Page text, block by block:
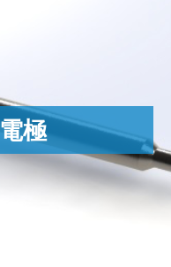
極
研究開発努力の恩恵
によるシンプルな従来
のアノード
•
。この特別なアノー